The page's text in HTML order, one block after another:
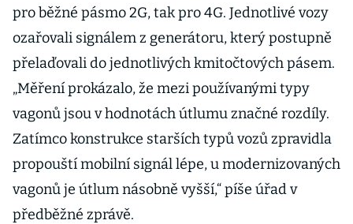
pro běžné pásmo 2G, tak pro 4G. Jednotlivé vozy
ozařovali signálem z generátoru, který postupně
přelaďovali do jednotlivých kmitočtových pásem.
„Měření prokázalo, že mezi používanými typy
vagonů jsou v hodnotách útlumu značné rozdíly.
Zatímco konstrukce starších typů vozů zpravidla
propouští mobilní signál lépe, u modernizovaných
vagonů je útlum násobně vyšší,“ píše úřad v
předběžné zprávě.